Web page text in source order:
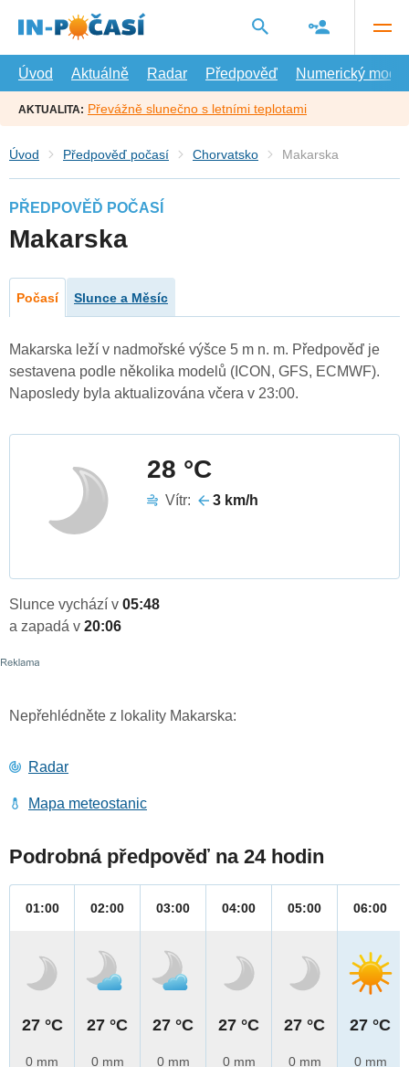
hlavní
Úvod
Aktuálně Radar Předpověď Numerický model
AKTUALITA: Převážně slunečno s letními teplotami
Úvod Předpověď počasí Chorvatsko Makarska
PŘEDPOVĚĎ POČASÍ
Makarska
Počasí Slunce a Měsíc
Makarska leží v nadmořské výšce 5 m n. m. Předpověď je
sestavena podle několika modelů (ICON, GFS, ECMWF).
Naposledy byla aktualizována včera v 23:00.
28 °C
Vítr: 3 km/h
Slunce vychází v 05:48
a zapadá v 20:06
Nepřehlédněte z lokality Makarska:
Radar
Mapa meteostanic
Podrobná předpověď na 24 hodin
01:00
27 °C
0 mm
02:00
27 °C
0 mm
03:00
27 °C
0 mm
04:00
27 °C
0 mm
05:00
27 °C
0 mm
06:00
27 °C
0 mm